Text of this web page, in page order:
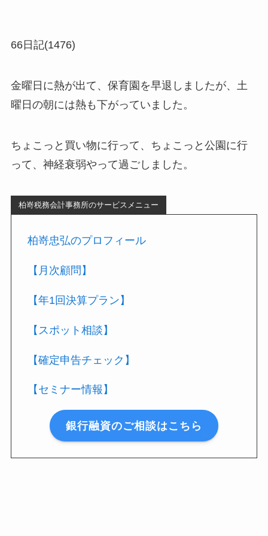
66日記(1476)
金曜日に熱が出て、保育園を早退しましたが、土
曜日の朝には熱も下がっていました。
ちょこっと買い物に行って、ちょこっと公園に行
って、神経衰弱やって過ごしました。
柏嵜税務会計事務所のサービスメニュー
柏嵜忠弘のプロフィール
【月次顧問】
【年1回決算プラン】
【スポット相談】
【確定申告チェック】
【セミナー情報】
銀行融資のご相談はこちら